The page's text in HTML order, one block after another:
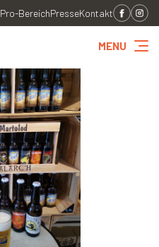
Pro-BereichPresseKontakt
MENU